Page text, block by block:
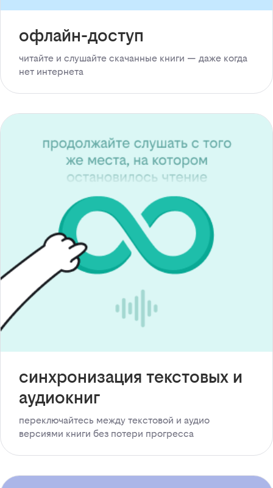
офлайн-доступ
читайте и слушайте скачанные книги — даже когда
нет интернета
синхронизация текстовых и
аудиокниг
переключайтесь между текстовой и аудио
версиями книги без потери прогресса